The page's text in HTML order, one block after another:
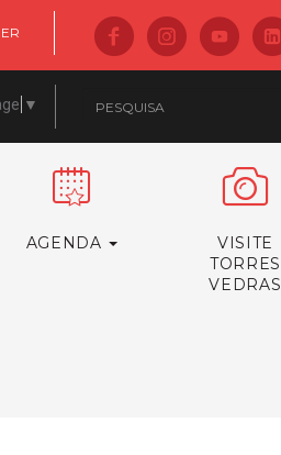
▼
AGENDA
VISITE
TORRES
VEDRAS